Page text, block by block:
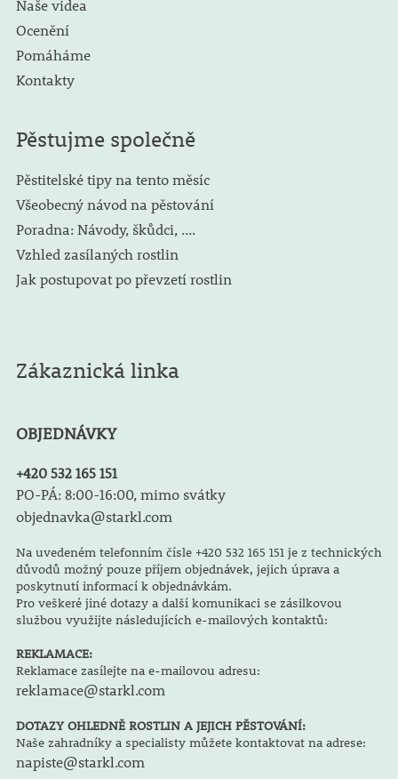
Naše videa
Ocenění
Pomáháme
Kontakty
Pěstujme společně
Pěstitelské tipy na tento měsíc
Všeobecný návod na pěstování
Poradna: Návody, škůdci, ....
Vzhled zasílaných rostlin
Jak postupovat po převzetí rostlin
Zákaznická linka
OBJEDNÁVKY
+420 532 165 151
PO-PÁ: 8:00-16:00, mimo svátky
objednavka@starkl.com
Na uvedeném telefonním čísle +420 532 165 151 je z technických
důvodů možný pouze příjem objednávek, jejich úprava a
poskytnutí informací k objednávkám.
Pro veškeré jiné dotazy a další komunikaci se zásilkovou
službou využijte následujících e-mailových kontaktů:
REKLAMACE:
Reklamace zasílejte na e-mailovou adresu:
reklamace@starkl.com
DOTAZY OHLEDNĚ ROSTLIN A JEJICH PĚSTOVÁNÍ:
Naše zahradníky a specialisty můžete kontaktovat na adrese:
napiste@starkl.com